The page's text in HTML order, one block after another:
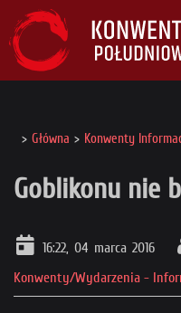
Główna Konwenty
Goblikonu nie
16:22, 04 marca 2016
Konwenty/Wydarzenia -